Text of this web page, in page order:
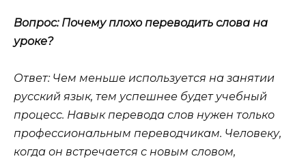
Вопрос: Почему плохо переводить слова на
уроке?
Ответ: Чем меньше используется на занятии
русский язык, тем успешнее будет учебный
процесс. Навык перевода слов нужен только
профессиональным переводчикам. Человеку,
когда он встречается с новым словом,